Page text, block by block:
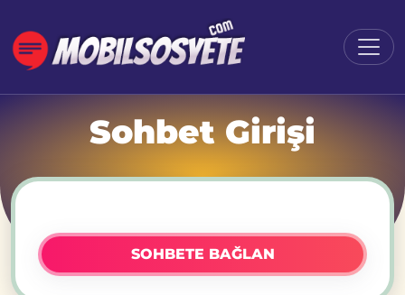
Sohbet Girişi
SOHBETE BAĞLAN